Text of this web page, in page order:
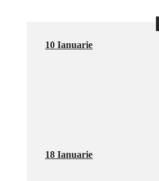
10 Ianuarie
18 Ianuarie